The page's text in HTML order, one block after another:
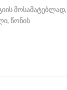
მოსამატებლად,
, წონის